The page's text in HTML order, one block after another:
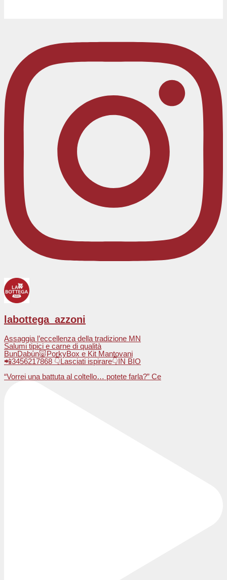
labottega_azzoni
Assaggia l’eccellenza della tradizione MN
Salumi tipici e carne di qualità
BunDabùn🐷PorkyBox e Kit Mantovani
📲3456217868 👇Lasciati ispirare👇IN BIO
“Vorrei una battuta al coltello… potete farla?” Ce